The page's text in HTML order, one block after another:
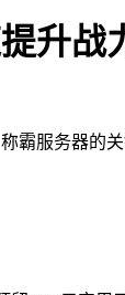
升战
霸服务器的